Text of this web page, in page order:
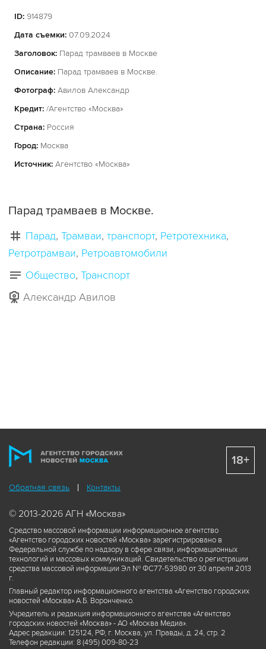
ID: 914879
Дата съемки: 07.09.2024
Заголовок: Парад трамваев в Москве
Описание: Парад трамваев в Москве.
Фотограф: Авилов Александр
Кредит: /Агентство «Москва»
Страна: Россия
Город: Москва
Источник: Агентство «Москва»
Парад трамваев в Москве.
Парад Трамваи транспорт Ретротехника
Ретротрамваи Ретроавтомобили
Общество Транспорт
Александр Авилов
Обратная связь Контакты
© 2013-2026 АГН «Москва»
Средство массовой информации информационное агентство
«Агентство городских новостей «Москва» зарегистрировано в
Федеральной службе по надзору в сфере связи, информационных
технологий и массовых коммуникаций. Свидетельство о регистрации
средства массовой информации Эл № ФС77-53980 от 30 апреля 2013
г.
Главный редактор информационного агентства «Агентство городских
новостей «Москва» А.Б. Воронченко.
Учредитель и редакция информационного агентства «Агентство
городских новостей «Москва» - АО «Москва Медиа».
Адрес редакции: 125124, РФ, г. Москва, ул. Правды, д. 24, стр. 2
Телефон редакции: 8 (495) 009-80-23
18+